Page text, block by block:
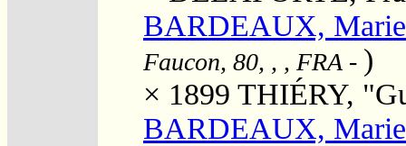
BARDEAUX, Marie
Faucon, 80, , , FRA - )
× 1899 THIÉRY,
BARDEAUX,